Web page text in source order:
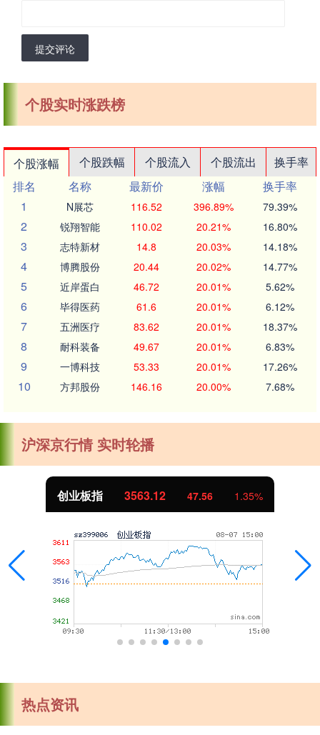
提交评论
个股实时涨跌榜
个股涨幅 个股跌幅 个股流入 个股流出
换手率
排名
名称 最新价 涨幅
换手率
1
N展芯 116.52 396.89% 79.39%
2 锐翔智能 110.02 20.21% 16.80%
3 志特新材 14.8 20.03% 14.18%
4 博腾股份 20.44 20.02% 14.77%
5 近岸蛋白 46.72 20.01% 5.62%
6 毕得医药 61.6 20.01% 6.12%
7 五洲医疗 83.62 20.01% 18.37%
8 耐科装备 49.67 20.01% 6.83%
9 一博科技 53.33 20.01% 17.26%
10 方邦股份 146.16 20.00% 7.68%
沪深京行情 实时轮播
创业板指 3563.12 47.56 1.35%
热点资讯